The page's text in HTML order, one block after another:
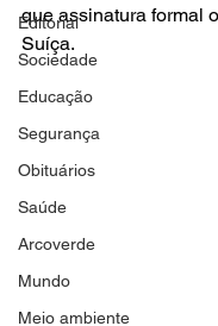
Editorial
Sociedade
Educação
Segurança
Obituários
Saúde
Arcoverde
Mundo
Meio ambiente
que assinatura formal
Suíça.